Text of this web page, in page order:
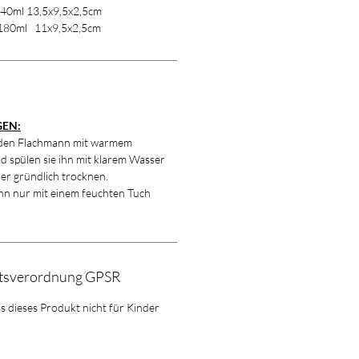
13,5x9,5x2,5cm
11x9,5x2,5cm
Flachmann mit warmem
spülen sie ihn mit klarem Wasser
gründlich trocknen.
nur mit einem feuchten Tuch
GPSR
dieses Produkt nicht für Kinder